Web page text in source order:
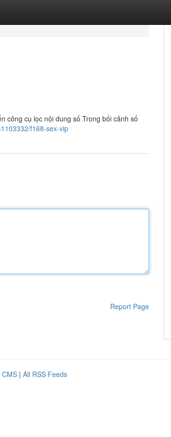
công cụ lọc nội dung số Trong bối cảnh số
f168-sex-vip
Report Page
CMS | All RSS Feeds